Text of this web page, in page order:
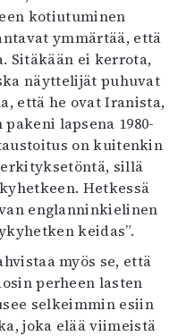
kotiutuminen
ymmärtää, että
Sitäkään ei kerrota,
näyttelijät puhuvat
että he ovat Iranista,
lapsena 1980-
on kuitenkin
sillä
Hetkessä
englanninkielinen
keidas”.
myös se, että
perheen lasten
selkeimmin esiin
joka elää viimeistä